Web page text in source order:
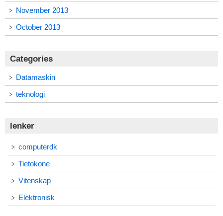
November 2013
October 2013
Categories
Datamaskin
teknologi
lenker
computerdk
Tietokone
Vitenskap
Elektronisk